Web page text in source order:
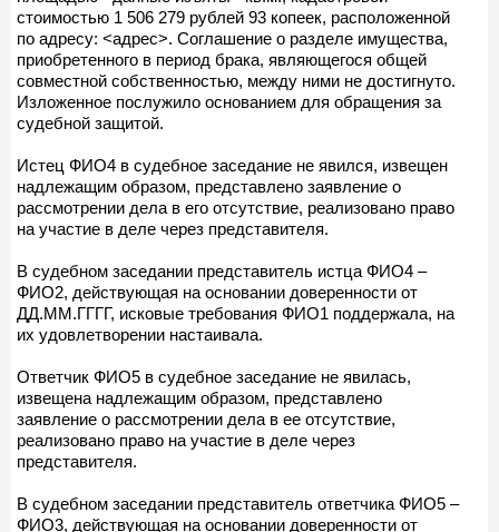
стоимостью 1 506 279 рублей 93 копеек, расположенной
по адресу: <адрес>. Соглашение о разделе имущества,
приобретенного в период брака, являющегося общей
совместной собственностью, между ними не достигнуто.
Изложенное послужило основанием для обращения за
судебной защитой.
Истец ФИО4 в судебное заседание не явился, извещен
надлежащим образом, представлено заявление о
рассмотрении дела в его отсутствие, реализовано право
на участие в деле через представителя.
В судебном заседании представитель истца ФИО4 –
ФИО2, действующая на основании доверенности от
ДД.ММ.ГГГГ, исковые требования ФИО1 поддержала, на
их удовлетворении настаивала.
Ответчик ФИО5 в судебное заседание не явилась,
извещена надлежащим образом, представлено
заявление о рассмотрении дела в ее отсутствие,
реализовано право на участие в деле через
представителя.
В судебном заседании представитель ответчика ФИО5 –
ФИО3, действующая на основании доверенности от